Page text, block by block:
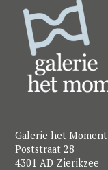
Galerie het Moment
Poststraat 28
4301 AD Zierikzee